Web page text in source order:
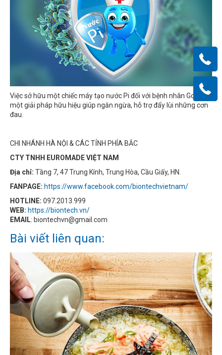
Việc sở hữu một chiếc máy tạo nước Pi đối với bệnh nhân Gout là
một giải pháp hữu hiệu giúp ngăn ngừa, hỗ trợ đẩy lùi những cơn
đau.
CHI NHÁNH HÀ NỘI & CÁC TỈNH PHÍA BẮC
CTY TNHH EUROMADE VIỆT NAM
Địa chỉ: Tầng 7, 47 Trung Kính, Trung Hòa, Cầu Giấy, HN.
FANPAGE: https://www.facebook.com/biontechvietnam/
HOTLINE: 097.2013.999
WEB: https://biontech.vn/
EMAIL: biontechvn@gmail.com
Bài viết liên quan: